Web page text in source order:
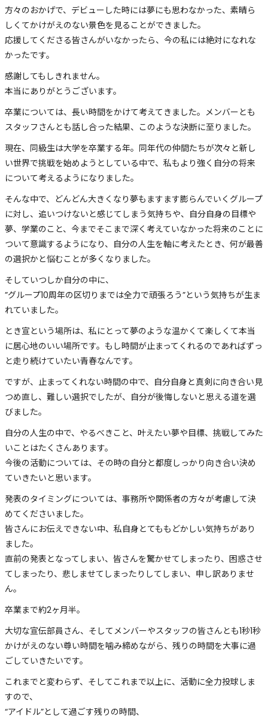
方々のおかげで、デビューした時には夢にも思わなかった、素晴ら
しくてかけがえのない景色を見ることができました。
応援してくださる皆さんがいなかったら、今の私には絶対になれな
かったです。
感謝してもしきれません。
本当にありがとうございます。
卒業については、長い時間をかけて考えてきました。メンバーとも
スタッフさんとも話し合った結果、このような決断に至りました。
現在、同級生は大学を卒業する年。同年代の仲間たちが次々と新し
い世界で挑戦を始めようとしている中で、私もより強く自分の将来
について考えるようになりました。
そんな中で、どんどん大きくなり夢もますます膨らんでいくグループ
に対し、追いつけないと感じてしまう気持ちや、自分自身の目標や
夢、学業のこと、今までそこまで深く考えていなかった将来のことに
ついて意識するようになり、自分の人生を軸に考えたとき、何が最善
の選択かと悩むことが多くなりました。
そしていつしか自分の中に、
”グループ10周年の区切りまでは全力で頑張ろう”という気持ちが生ま
れていました。
とき宣という場所は、私にとって夢のような温かくて楽しくて本当
に居心地のいい場所です。もし時間が止まってくれるのであればずっ
と走り続けていたい青春なんです。
ですが、止まってくれない時間の中で、自分自身と真剣に向き合い見
つめ直し、難しい選択でしたが、自分が後悔しないと思える道を選
びました。
自分の人生の中で、やるべきこと、叶えたい夢や目標、挑戦してみた
いことはたくさんあります。
今後の活動については、その時の自分と都度しっかり向き合い決め
ていきたいと思います。
発表のタイミングについては、事務所や関係者の方々が考慮して決
めてくださいました。
皆さんにお伝えできない中、私自身とてももどかしい気持ちがあり
ました。
直前の発表となってしまい、皆さんを驚かせてしまったり、困惑させ
てしまったり、悲しませてしまったりしてしまい、申し訳ありませ
ん。
卒業まで約2ヶ月半。
大切な宣伝部員さん、そしてメンバーやスタッフの皆さんとも1秒1秒
かけがえのない尊い時間を噛み締めながら、残りの時間を大事に過
ごしていきたいです。
これまでと変わらず、そしてこれまで以上に、活動に全力投球しま
すので、
“アイドル”として過ごす残りの時間、